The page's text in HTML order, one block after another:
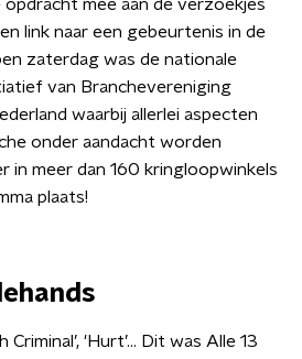
mee aan de verzoekjes
link naar een gebeurtenis in de
zaterdag was de nationale
van Branchevereniging
waarbij allerlei aspecten
onder aandacht worden
in meer dan 160 kringloopwinkels
plaats!
Criminal’, 'Hurt’… Dit was Alle 13